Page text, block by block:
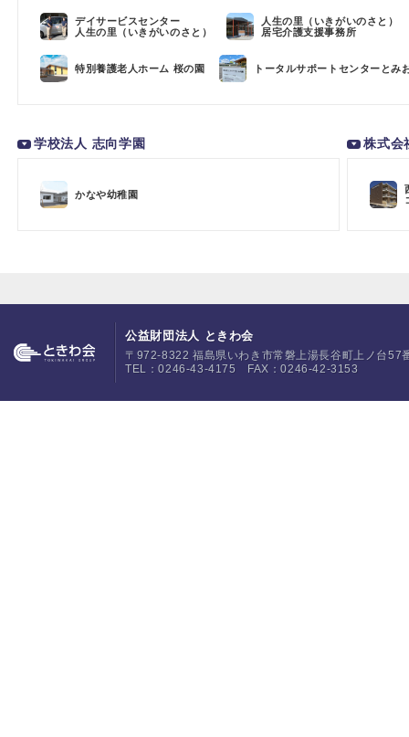
デイサービスセンター
人生の里（いきがいのさと）
人生の里（いきがいのさと）
居宅介護支援事務所
特別養護老人ホーム 桜の園 トータルサポートセンターとみ
学校法人 志向学園
かなや幼稚園
株式会
公益財団法人 ときわ会
〒972-8322 福島県いわき市常磐上湯長谷町上ノ台57
TEL：0246-43-4175 FAX：0246-42-3153